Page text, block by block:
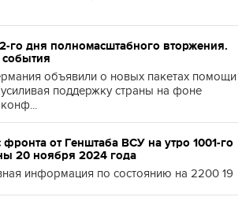
го дня полномасштабного вторжения.
объявили о новых пакетах помощи
поддержку страны на фоне
фронта от Генштаба ВСУ на утро 1001-го
20 ноября 2024 года
информация по состоянию на 2200 19